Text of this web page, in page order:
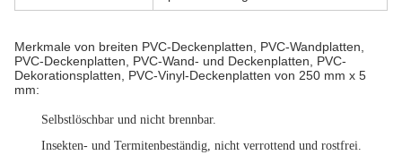
Merkmale von breiten PVC-Deckenplatten, PVC-Wandplatten,
PVC-Deckenplatten, PVC-Wand- und Deckenplatten, PVC-
Dekorationsplatten, PVC-Vinyl-Deckenplatten von 250 mm x 5
mm:
Selbstlöschbar und nicht brennbar.
Insekten- und Termitenbeständig, nicht verrottend und rostfrei.